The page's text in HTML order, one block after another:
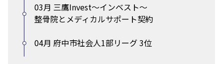
03月 三鷹Invest〜インベスト〜
整骨院とメディカルサポート契約
04月 府中市社会人1部リーグ 3位